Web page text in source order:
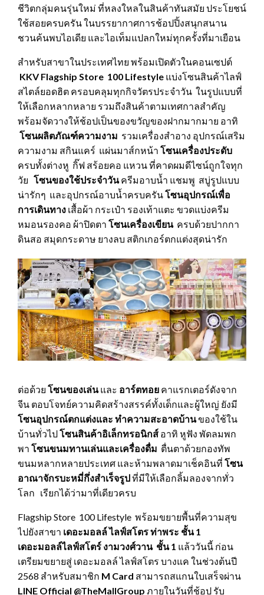
ชีวิตกลุ่มคนรุ่นใหม่ ที่หลงใหลในสินค้าทันสมัย ประโยชน์
ใช้สอยครบครัน ในบรรยากาศการช้อปปิ้งสนุกสนาน
ชวนค้นพบไอเดีย และไอเท็มแปลกใหม่ทุกครั้งที่มาเยือน
สำหรับสาขาในประเทศไทย พร้อมเปิดตัวในคอนเซปต์
KKV Flagship Store 100 Lifestyle แบ่งโซนสินค้าไลฟ์
สไตล์ยอดฮิต ครอบคลุมทุกกิจวัตรประจำวัน ในรูปแบบที่
ให้เลือกหลากหลาย รวมถึงสินค้าตามเทศกาลสำคัญ
พร้อมจัดวางให้ช้อปเป็นของขวัญของฝากมากมาย อาทิ
โซนผลิตภัณฑ์ความงาม รวมเครื่องสำอาง อุปกรณ์เสริม
ความงาม สกินแคร์ แผ่นมาส์กหน้า โซนเครื่องประดับ
ครบทั้งต่างหู กิ๊ฟ สร้อยคอ แหวน ที่คาดผมดีไซน์ถูกใจทุก
วัย โซนของใช้ประจำวันครีมอาบน้ำ แชมพู สบู่รูปแบบ
น่ารักๆ และอุปกรณ์อาบน้ำครบครันโซนอุปกรณ์เพื่อ
การเดินทาง เสื้อผ้า กระเป๋า รองเท้าแตะ ขวดแบ่งครีม
หมอนรองคอ ผ้าปิดตา โซนเครื่องเขียนครบด้วยปากกา
ดินสอ สมุดกระดาษ ยางลบ สติกเกอร์ตกแต่งสุดน่ารัก
ต่อด้วย โซนของเล่นและ อาร์ตทอย คาแรกเตอร์ดังจาก
จีน ตอบโจทย์ความคิดสร้างสรรค์ทั้งเด็กและผู้ใหญ่ ยังมี
โซนอุปกรณ์ตกแต่งและ ทำความสะอาดบ้านของใช้ใน
บ้านทั่วไปโซนสินค้าอิเล็กทรอนิกส์ อาทิ หูฟัง พัดลมพก
พา โซนขนมทานเล่นและเครื่องดื่ม ตื่นตาด้วยกองทัพ
ขนมหลากหลายประเทศ และห้ามพลาดมาเช็คอินที่ โซน
อาณาจักรบะหมี่กึ่งสำเร็จรูปที่มีให้เลือกลิ้มลองจากทั่ว
โลก เรียกได้ว่ามาที่เดียวครบ
Flagship Store 100 Lifestyle พร้อมขยายพื้นที่ความสุข
ไปยังสาขา เดอะมอลล์ ไลฟ์สโตร ท่าพระ ชั้น1
เดอะมอลล์ไลฟ์สโตร์ งามวงศ์วาน ชั้น 1 แล้ววันนี้ ก่อน
เตรียมขยายสู่ เดอะมอลล์ ไลฟ์สโตร บางแค ในช่วงต้นปี
2568 สำหรับสมาชิก M Card สามารถสแกนใบเสร็จผ่าน
LINE Official @TheMallGroup ภายในวันที่ช้อป รับ